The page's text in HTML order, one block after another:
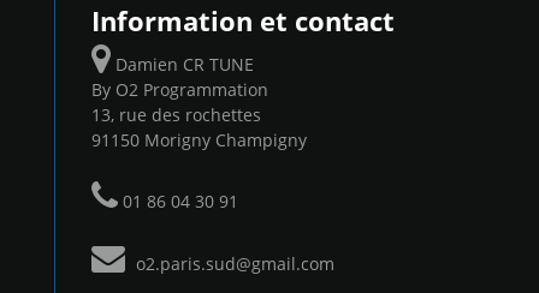
Information et contact
Damien CR TUNE
By O2 Programmation
13, rue des rochettes
91150 Morigny Champigny
01 86 04 30 91
o2.paris.sud@gmail.com